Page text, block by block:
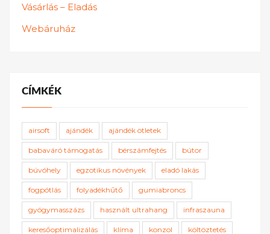
Vásárlás – Eladás
Webáruház
CÍMKÉK
airsoft ajándék ajándék ötletek
babaváró támogatás bérszámfejtés bútor
búvóhely egzotikus növények eladó lakás
fogpótlás folyadékhűtő gumiabroncs
gyógymasszázs használt ultrahang infraszauna
keresőoptimalizálás klíma konzol költöztetés